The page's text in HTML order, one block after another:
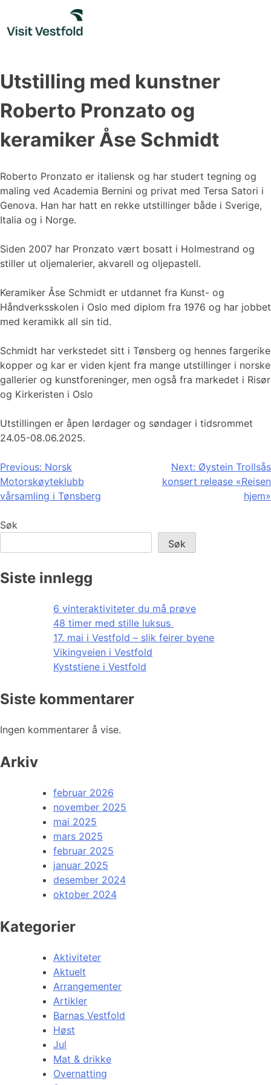
content
Utstilling med kunstner
Roberto Pronzato og
keramiker Åse Schmidt
Roberto Pronzato er italiensk og har studert tegning og
maling ved Academia Bernini og privat med Tersa Satori i
Genova. Han har hatt en rekke utstillinger både i Sverige,
Italia og i Norge.
Siden 2007 har Pronzato vært bosatt i Holmestrand og
stiller ut oljemalerier, akvarell og oljepastell.
Keramiker Åse Schmidt er utdannet fra Kunst- og
Håndverksskolen i Oslo med diplom fra 1976 og har jobbet
med keramikk all sin tid.
Schmidt har verkstedet sitt i Tønsberg og hennes fargerike
kopper og kar er viden kjent fra mange utstillinger i norske
gallerier og kunstforeninger, men også fra markedet i Risør
og Kirkeristen i Oslo
Utstillingen er åpen lørdager og søndager i tidsrommet
24.05-08.06.2025.
Innleggsnavigasjon
Previous: Norsk
Motorskøyteklubb
vårsamling i Tønsberg
Next: Øystein Trollsås
konsert release «Reisen
hjem»
Søk
Søk
Siste innlegg
6 vinteraktiviteter du må prøve
48 timer med stille luksus
17. mai i Vestfold – slik feirer byene
Vikingveien i Vestfold
Kyststiene i Vestfold
Siste kommentarer
Ingen kommentarer å vise.
Arkiv
februar 2026
november 2025
mai 2025
mars 2025
februar 2025
januar 2025
desember 2024
oktober 2024
Kategorier
Aktiviteter
Aktuelt
Arrangementer
Artikler
Barnas Vestfold
Høst
Jul
Mat & drikke
Overnatting